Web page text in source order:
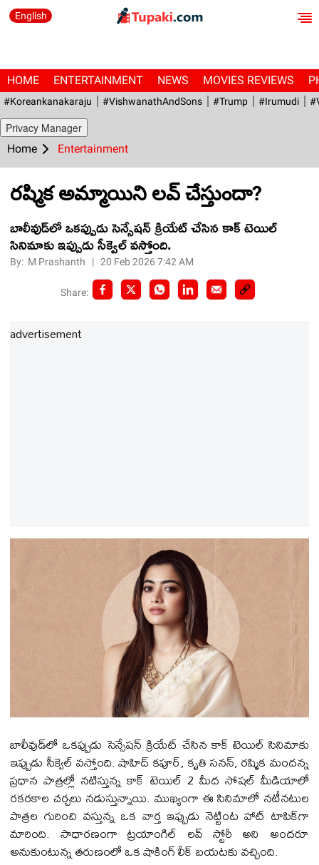
English
HOME ENTERTAINMENT NEWS MOVIES REVIEWS
#Koreankanakaraju #VishwanathAndSons #Trump #irumudi
Privacy Manager
Home Entertainment
రష్మిక అమ్మాయిని లవ్ చేస్తుందా?
బాలీవుడ్‌లో ఒకప్పుడు సెన్సేషన్ క్రియేట్ చేసిన కాక్ టెయిల్
సినిమాకు ఇప్పుడు సీక్వెల్ వస్తోంది.
By: M Prashanth |20 Feb 2026 7:42 AM
Share:
advertisement
బాలీవుడ్‌లో ఒకప్పుడు సెన్సేషన్ క్రియేట్ చేసిన కాక్ టెయిల్ సినిమాకు
ఇప్పుడు సీక్వెల్ వస్తోంది. షాహిద్ కపూర్, కృతి సనన్, రష్మిక మందన్న
ప్రధాన పాత్రల్లో నటిస్తున్న కాక్ టెయిల్ 2 మీద సోషల్ మీడియాలో
రకరకాల చర్చలు నడుస్తున్నాయి. ముఖ్యంగా ఈ సినిమాలో నటీనటుల
పాత్రల గురించి వస్తున్న ఒక వార్త ఇప్పుడు నెట్టింట హాట్ టాపిక్‌గా
మారింది. సాధారణంగా ట్రయాంగిల్ లవ్ స్టోరీ అని అందరూ
అనుకుంటున్న తరుణంలో ఒక షాకింగ్ లీక్ బయటకు వచ్చింది.